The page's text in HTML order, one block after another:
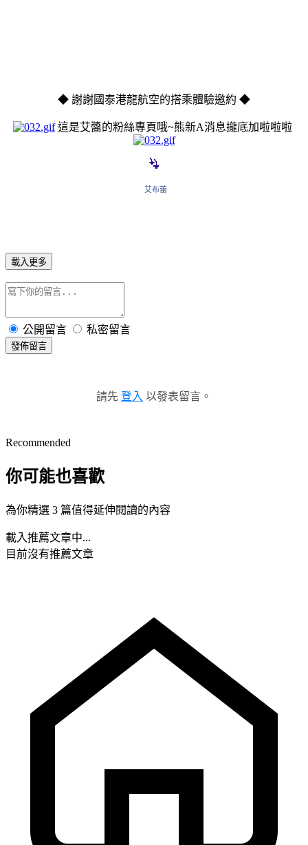
◆ 謝謝國泰港龍航空的搭乘體驗邀約 ◆
這是艾醬的粉絲專頁哦~熊新A消息攏底加啦啦啦
艾布蕾
載入更多
公開留言 私密留言
發佈留言
請先 登入 以發表留言。
Recommended
你可能也喜歡
為你精選 3 篇值得延伸閱讀的內容
載入推薦文章中...
目前沒有推薦文章